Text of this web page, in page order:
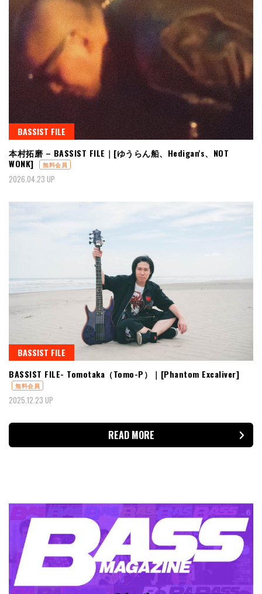
BASSIST FILE
本村拓磨 – BASSIST FILE｜[ゆうらん船、Hedigan's、NOT
WONK]
無料会員
2026.04.23 UP
BASSIST FILE
BASSIST FILE- Tomotaka（Tomo-P）｜[Phantom Excaliver]
無料会員
2025.12.23 UP
READ MORE